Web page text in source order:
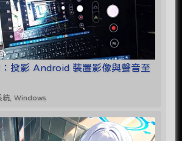
投影 Android 裝置影像與聲音至
統, Windows